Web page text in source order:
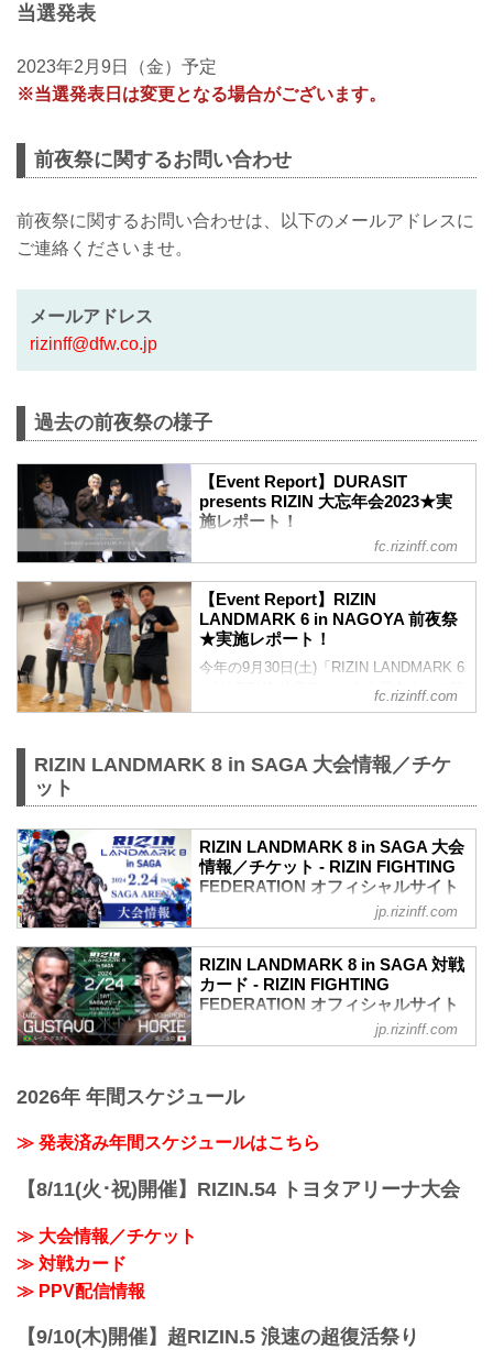
2024年2月23日（祝・金）18:00〜
20:00（予定）
す。）...
当選発表
2023年2月9日（金）予定
※当選発表日は変更となる場合がございます。
前夜祭に関するお問い合わせ
前夜祭に関するお問い合わせは、以下のメールアドレスに
ご連絡くださいませ。
メールアドレス
rizinff@dfw.co.jp
過去の前夜祭の様子
【Event Report】DURASIT
presents RIZIN 大忘年会2023★実
施レポート！
昨年の2023年12月28日(木)「DURASIT
所にて開催！ 当日の様子を、レポートに
てお届けいたします！また、今回のイベ
ントの様子はYoutubeにてアップされてい
presents RIZIN 大忘年会2023の概要はこ
ちら▽ 2023/12/19公開 12/28(木)開催
『DURASIT presents RIZIN 大忘年会
の皆様と一緒...
fc.rizinff.com
【Event Report】RIZIN
LANDMARK 6 in NAGOYA 前夜祭
★実施レポート！
今年の9月30日(土)「RIZIN LANDMARK 6
in NAGOYA 前夜祭」を名古屋市内にて開
催！ 当日の様子を、レポート&amp;動画
LANDMARK 6 in NAGOYA 前夜祭の概要
はこちら▽ 9/23公開 9/30(土)開催
RIZIN LANDMARK 6 in NAGOYA 前夜祭
▼名古屋では約1年ぶりとなるRIZIN...
fc.rizinff.com
RIZIN LANDMARK 8 in SAGA 大会情報／チケ
ット
RIZIN LANDMARK 8 in SAGA 大会
情報／チケット - RIZIN FIGHTING
FEDERATION オフィシャルサイト
/ RIZIN.46
youtu.be
RIZIN LANDMARK 8 in SAGA 大会概要
2024年2月24日（土）12:00開場 / 14:00開
20:00〜21:00頃
予定時間が前後することがありますので
会場
jp.rizinff.com
RIZIN LANDMARK 8 in SAGA 対戦
カード - RIZIN FIGHTING
FEDERATION オフィシャルサイト
ルイス・グスタボ vs. 堀江圭功
ヴガール・ケラモフ vs. 摩嶋一整
ヴガール・ケラモフ vs. 摩嶋一整
RIZIN MMAルール：5分 3R（71.0kg）
矢地祐介 vs. キム・ギョンピョ
jp.rizinff.com
2026年 年間スケジュール
≫ 発表済み年間スケジュールはこちら
【8/11(火･祝)開催】RIZIN.54 トヨタアリーナ大会
≫ 大会情報／チケット
≫ 対戦カード
≫ PPV配信情報
【9/10(木)開催】超RIZIN.5 浪速の超復活祭り